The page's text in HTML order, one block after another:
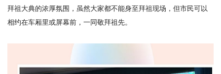
拜祖大典的浓厚氛围，虽然大家都不能身至拜祖现场，但市民可以
相约在车厢里或屏幕前，一同敬拜祖先。